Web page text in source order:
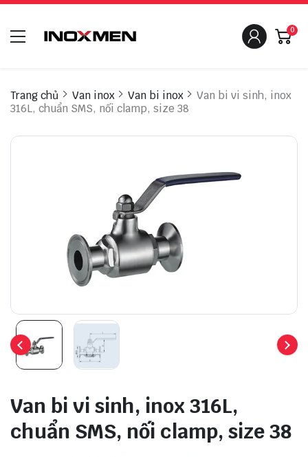
0
Trang chủ Van inox Van bi inox
Van bi vi sinh, inox
316L, chuẩn SMS, nối clamp, size 38
Van bi vi sinh, inox 316L,
chuẩn SMS, nối clamp, size 38